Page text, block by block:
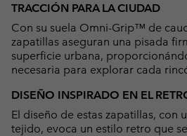
TRACCIÓN PARA LA CIUDAD
Con su suela Omni-Grip™ de
zapatillas aseguran una pisada
superficie urbana,
necesaria para explorar cada
DISEÑO INSPIRADO EN EL
El diseño de estas zapatillas, con
tejido, evoca un estilo retro que